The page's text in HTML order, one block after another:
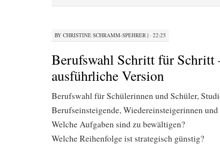
BY CHRISTINE SCHRAMM-SPEHRER | · 22:25
Berufswahl Schritt für Schritt
ausführliche Version
Berufswahl für Schülerinnen und Schüler,
Berufseinsteigende, Wiedereinsteigerinnen
Welche Aufgaben sind zu bewältigen?
Welche Reihenfolge ist strategisch günstig?